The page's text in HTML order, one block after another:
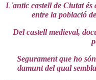
L'antic castell de Ciutat
entre la població
Del castell medieval,
Segurament que ho
damunt del qual